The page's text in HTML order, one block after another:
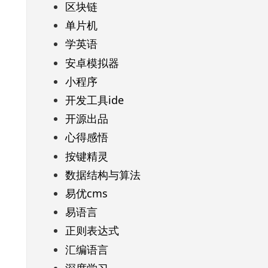
区块链
单片机
学英语
安卓模拟器
小程序
开发工具ide
开源出品
心得感悟
按键精灵
数据结构与算法
易优cms
易语言
正则表达式
汇编语言